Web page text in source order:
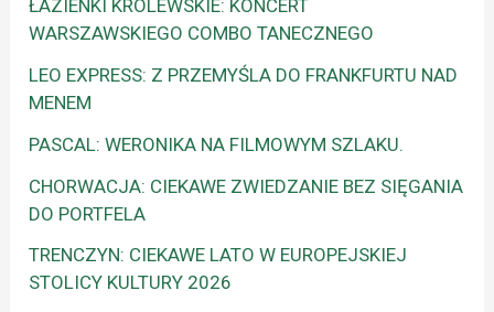
ŁAZIENKI KRÓLEWSKIE: KONCERT
WARSZAWSKIEGO COMBO TANECZNEGO
LEO EXPRESS: Z PRZEMYŚLA DO FRANKFURTU NAD
MENEM
PASCAL: WERONIKA NA FILMOWYM SZLAKU.
CHORWACJA: CIEKAWE ZWIEDZANIE BEZ SIĘGANIA
DO PORTFELA
TRENCZYN: CIEKAWE LATO W EUROPEJSKIEJ
STOLICY KULTURY 2026